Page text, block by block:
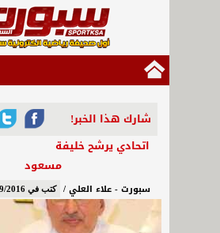
شارك هذا الخبر!
اتحادي يرشح خليفة
مسعود
سبورت - علاء العلي / كتب في 04/09/2016 - 10:41 ص